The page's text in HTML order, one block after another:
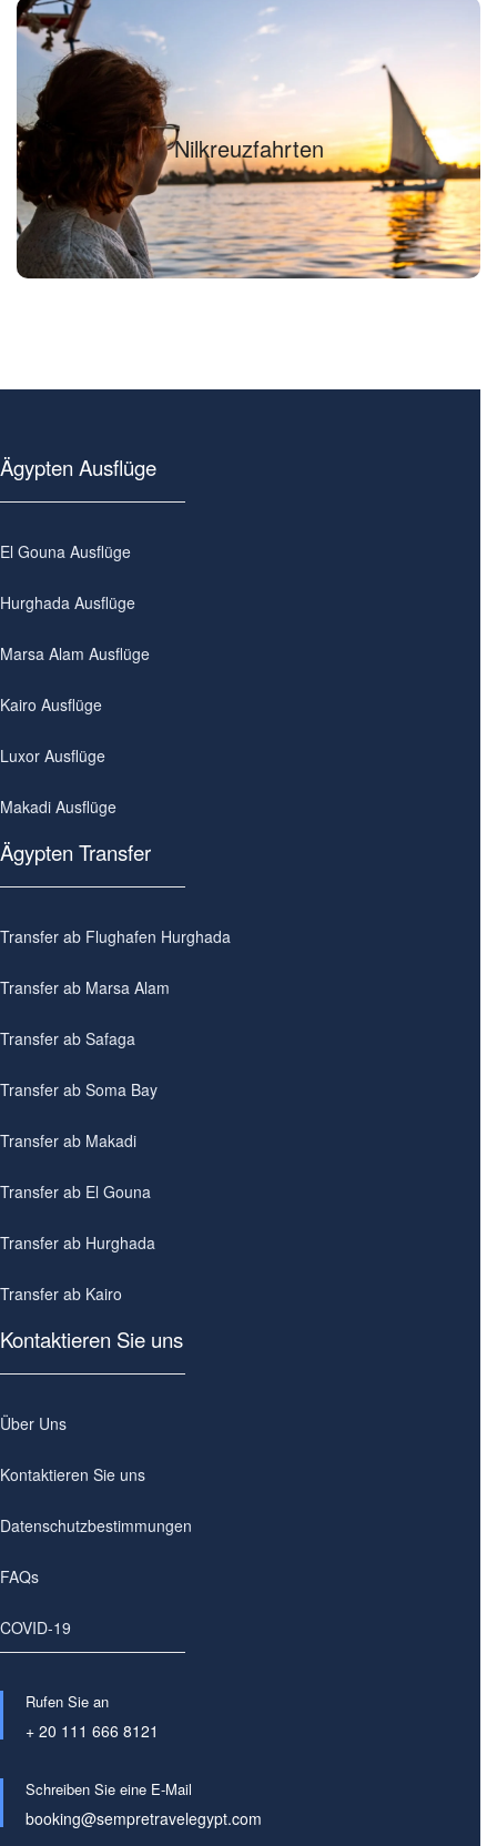
Nilkreuzfahrten
Nilkreuzfahrten
Finden Sie Ihre Nilkreuzfahrt...
Ägypten Ausflüge
El Gouna Ausflüge
Hurghada Ausflüge
Marsa Alam Ausflüge
Kairo Ausflüge
Luxor Ausflüge
Makadi Ausflüge
Ägypten Transfer
Transfer ab Flughafen Hurghada
Transfer ab Marsa Alam
Transfer ab Safaga
Transfer ab Soma Bay
Transfer ab Makadi
Transfer ab El Gouna
Transfer ab Hurghada
Transfer ab Kairo
Kontaktieren Sie uns
Über Uns
Kontaktieren Sie uns
Datenschutzbestimmungen
FAQs
COVID-19
Rufen Sie an
+ 20 111 666 8121
Schreiben Sie eine E-Mail
booking@sempretravelegypt.com